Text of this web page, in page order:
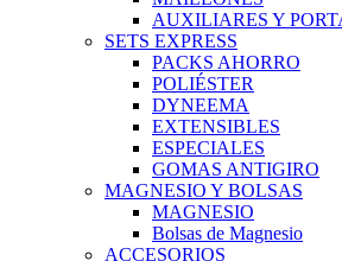
AUXILIARES Y
SETS EXPRESS
PACKS AHORRO
POLIÉSTER
DYNEEMA
EXTENSIBLES
ESPECIALES
GOMAS ANTIGIRO
MAGNESIO Y BOLSAS
MAGNESIO
Bolsas de Magnesio
ACCESORIOS